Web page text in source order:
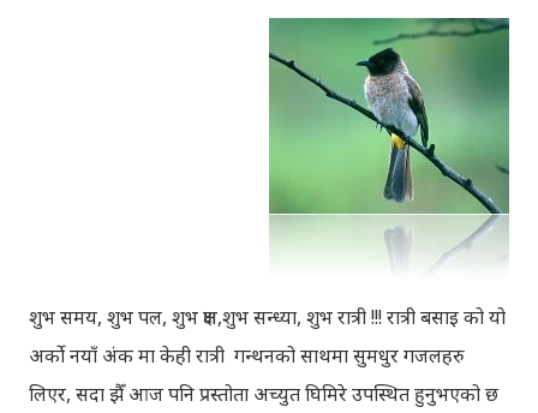
शुभ समय, शुभ पल, शुभ क्षण,शुभ सन्ध्या, शुभ रात्री !!! रात्री बसाइ को यो
अर्को नयाँ अंक मा केही रात्री गन्थनको साथमा सुमधुर गजलहरु
लिएर, सदा झैँ आज पनि प्रस्तोता अच्युत घिमिरे उपस्थित हुनुभएको छ